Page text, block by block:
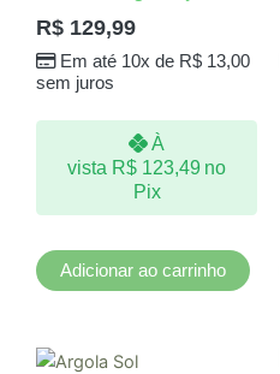
R$ 129,99
Em até 10x de R$13,00
sem juros
À
vista R$123,49 no
Pix
Adicionar ao carrinho